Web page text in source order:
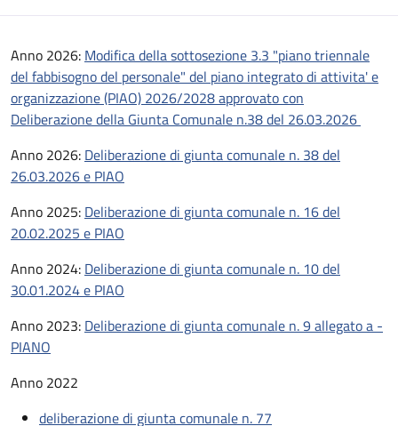
Descrizione
Anno 2026: Modifica della sottosezione 3.3 "piano triennale
del fabbisogno del personale" del piano integrato di attivita' e
organizzazione (PIAO) 2026/2028 approvato con
Deliberazione della Giunta Comunale n.38 del 26.03.2026
Anno 2026: Deliberazione di giunta comunale n. 38 del
26.03.2026 e PIAO
Anno 2025: Deliberazione di giunta comunale n. 16 del
20.02.2025 e PIAO
Anno 2024: Deliberazione di giunta comunale n. 10 del
30.01.2024 e PIAO
Anno 2023: Deliberazione di giunta comunale n. 9allegato a -
PIANO
Anno 2022
deliberazione di giunta comunale n. 77